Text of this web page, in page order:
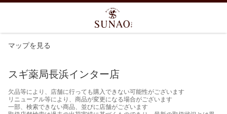
マップを見る
スギ薬局長浜インター店
欠品等により、店舗に行っても購入できない可能性がございます
リニューアル等により、商品が変更になる場合がございます
一部、検索できない商品、並びに店舗がございます